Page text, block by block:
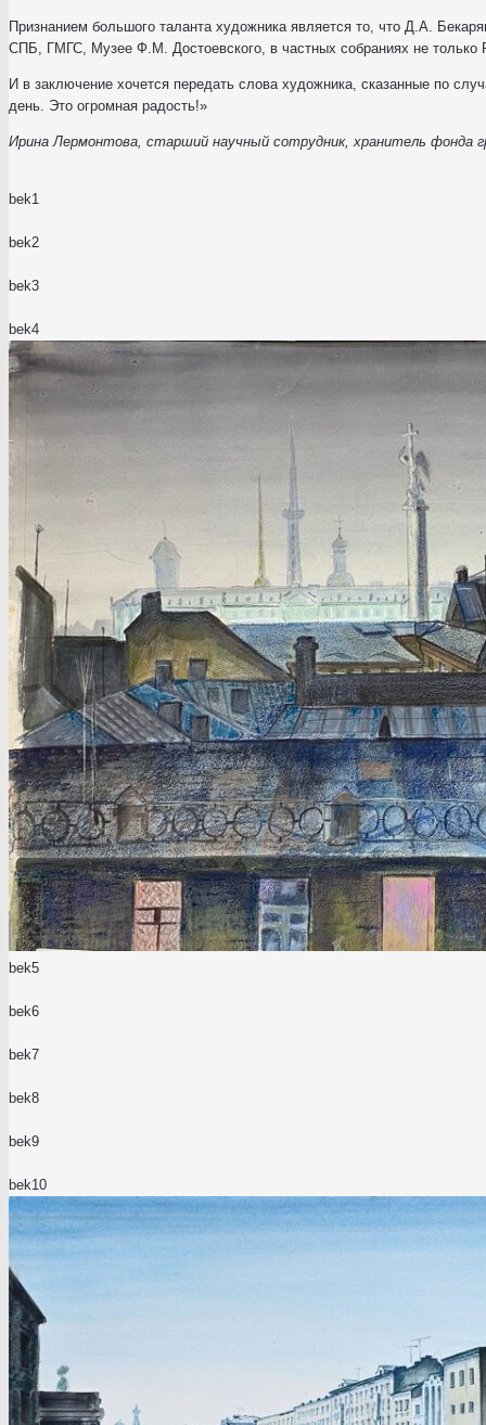
Признанием большого таланта художника является то, что Д.А.
СПБ, ГМГС, Музее Ф.М. Достоевского, в частных собраниях не
И в заключение хочется передать слова художника, сказанные по
день. Это огромная радость!»
Ирина Лермонтова, старший научный сотрудник, хранитель фонда
bek1
bek2
bek3
bek4
bek5
bek6
bek7
bek8
bek9
bek10